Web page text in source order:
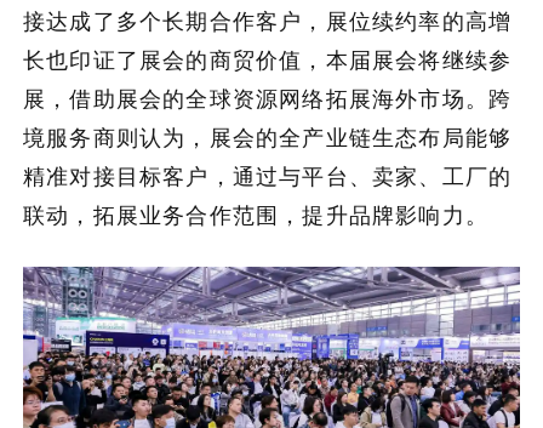
接达成了多个长期合作客户，展位续约率的高增
长也印证了展会的商贸价值，本届展会将继续参
展，借助展会的全球资源网络拓展海外市场。跨
境服务商则认为，展会的全产业链生态布局能够
精准对接目标客户，通过与平台、卖家、工厂的
联动，拓展业务合作范围，提升品牌影响力。